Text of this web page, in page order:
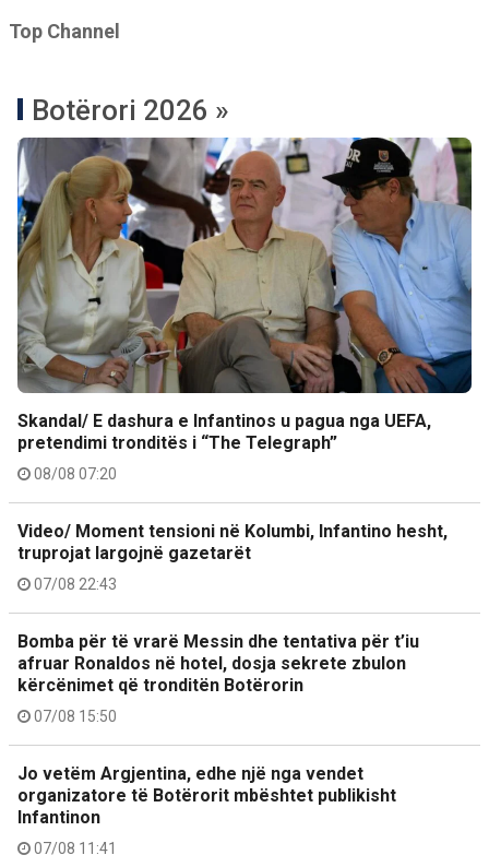
Top Channel
Botërori 2026 »
Skandal/ E dashura e Infantinos u pagua nga UEFA,
pretendimi tronditës i “The Telegraph”
08/08 07:20
Video/ Moment tensioni në Kolumbi, Infantino hesht,
truprojat largojnë gazetarët
07/08 22:43
Bomba për të vrarë Messin dhe tentativa për t’iu
afruar Ronaldos në hotel, dosja sekrete zbulon
kërcënimet që tronditën Botërorin
07/08 15:50
Jo vetëm Argjentina, edhe një nga vendet
organizatore të Botërorit mbështet publikisht
Infantinon
07/08 11:41